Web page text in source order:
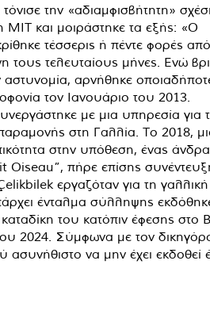
την «αδιαμφισβήτητη»
ΜΙΤ και μοιράστηκε τα εξής: «Ο
τέσσερις ή πέντε φορές
τους τελευταίους μήνες. Ενώ
αρνήθηκε
τον Ιανουάριο του 2013.
με μια υπηρεσία για
στη Γαλλία. Το 2018,
στην υπόθεση, ένας
Oiseau”, πήρε επίσης
εργαζόταν για τη γαλλική
ένταλμα σύλληψης
του κατόπιν έφεσης στο
2024. Σύμφωνα με τον
ασυνήθιστο να μην έχει εκδοθεί